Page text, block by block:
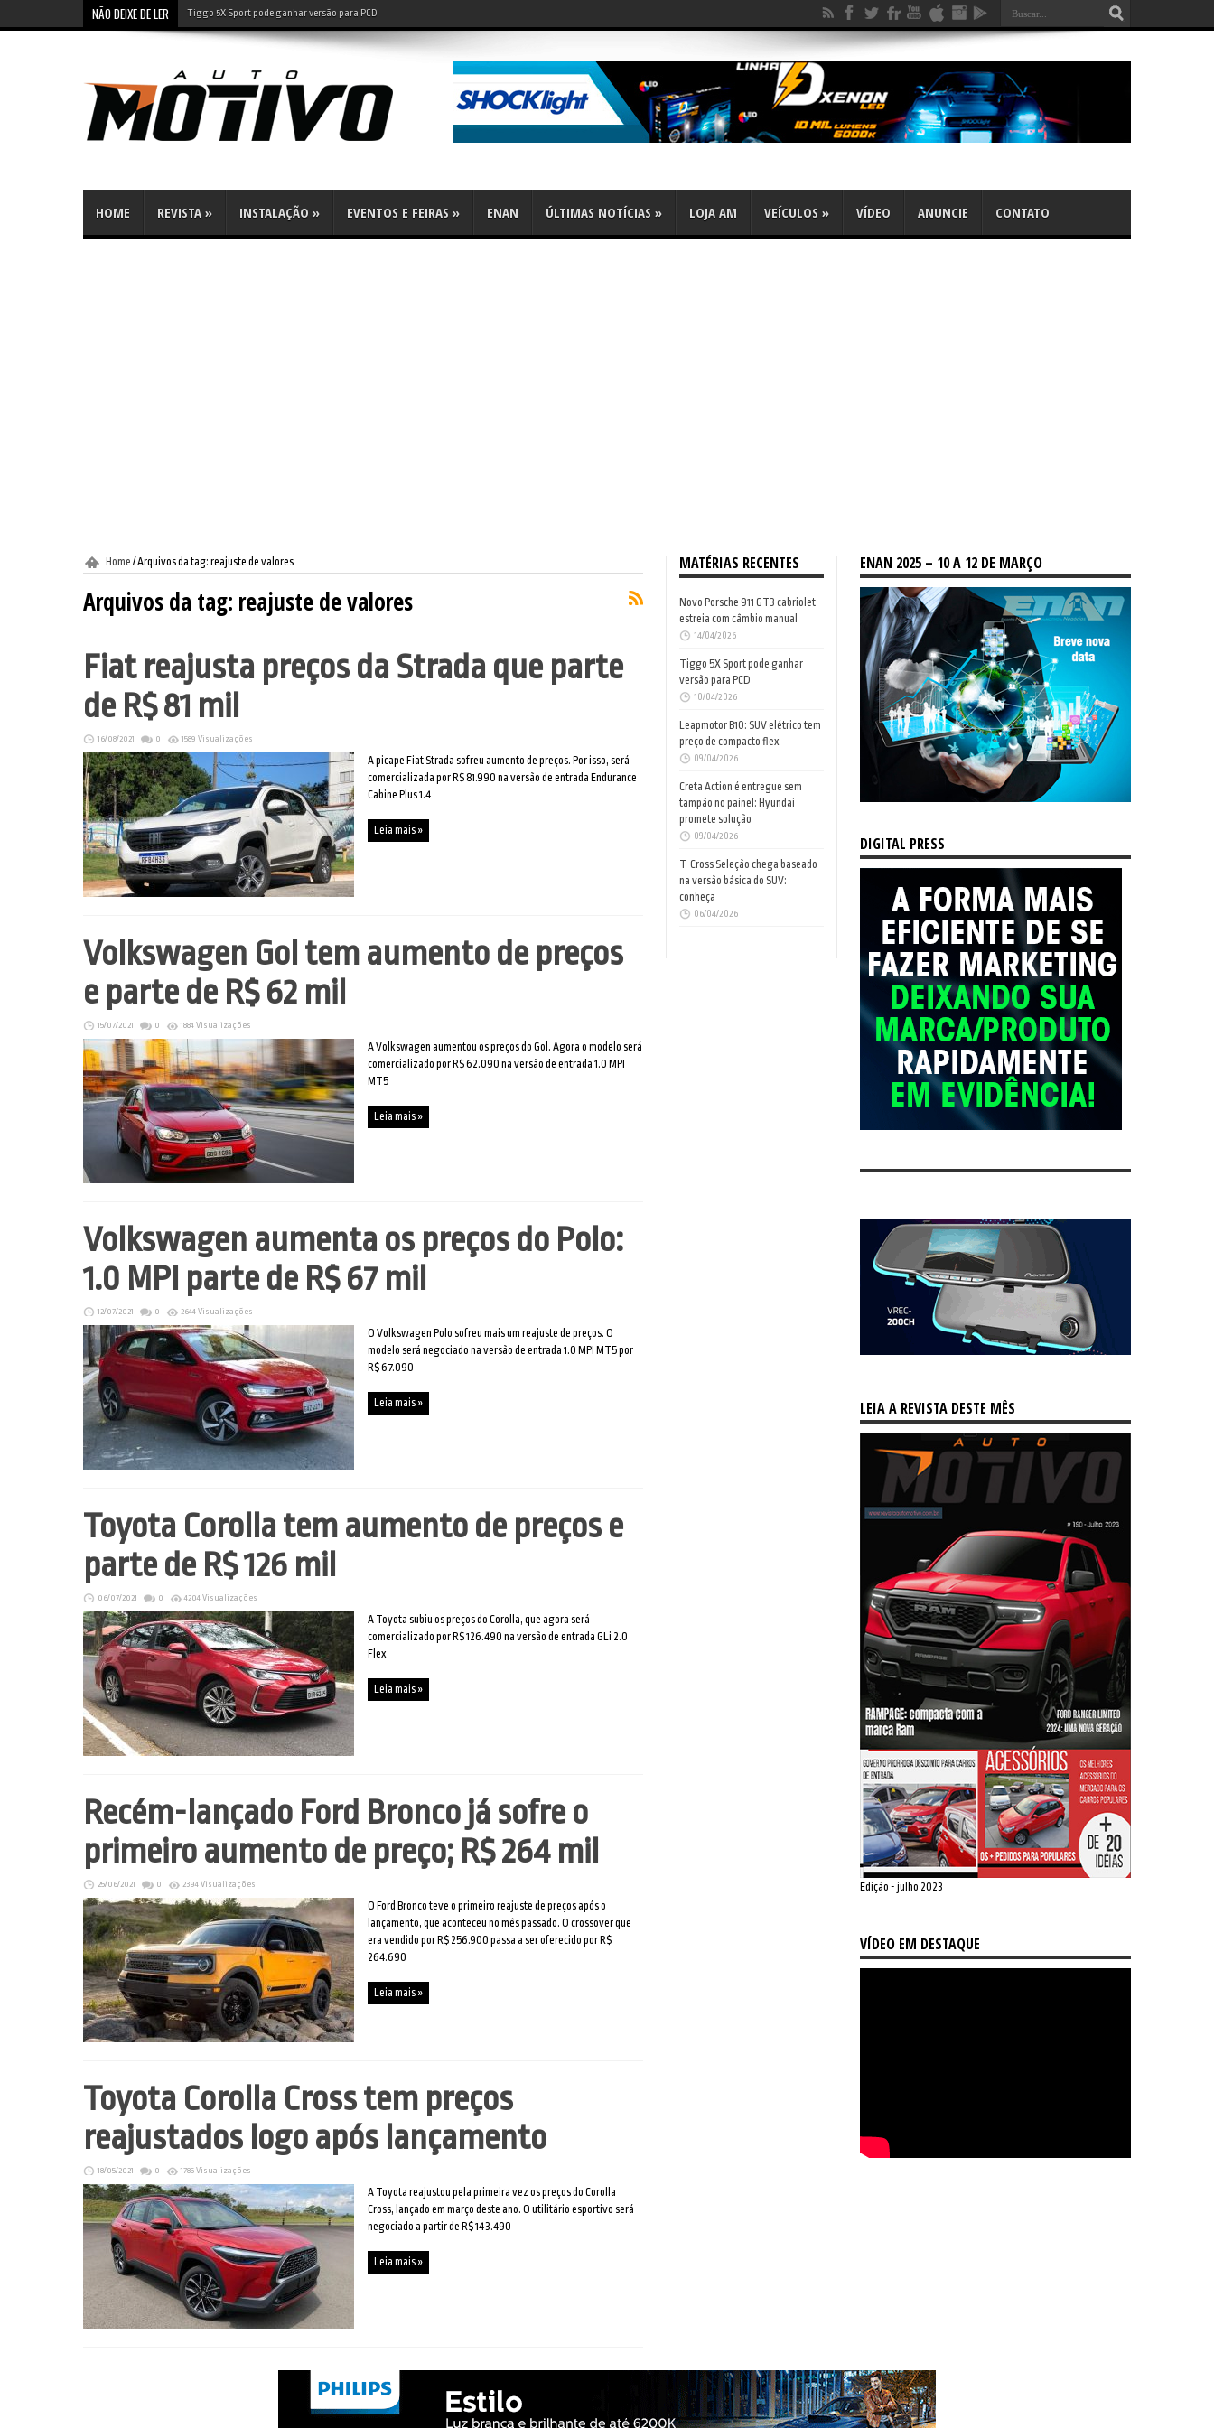
NÃO DEIXE DE LER Tiggo 5X Sport pode ganhar versão para PCD
HOME REVISTA » INSTALAÇÃO » EVENTOS E FEIRAS » ENAN ÚLTIMAS NOTÍCIAS » LOJA AM VEÍCULOS » VÍDEO ANUNCIE CONTATO
Home /Arquivos da tag: reajuste de valores
Arquivos da tag: reajuste de valores
Fiat reajusta preços da Strada que parte
de R$ 81 mil
16/08/2021 0 1589 Visualizações
A picape Fiat Strada sofreu aumento de preços. Por isso, será
comercializada por R$ 81.990 na versão de entrada Endurance
Cabine Plus 1.4
Leia mais »
Volkswagen Gol tem aumento de preços
e parte de R$ 62 mil
15/07/2021 0 1884 Visualizações
A Volkswagen aumentou os preços do Gol. Agora o modelo será
comercializado por R$ 62.090 na versão de entrada 1.0 MPI
MT5
Leia mais »
Volkswagen aumenta os preços do Polo:
1.0 MPI parte de R$ 67 mil
12/07/2021 0 2644 Visualizações
O Volkswagen Polo sofreu mais um reajuste de preços. O
modelo será negociado na versão de entrada 1.0 MPI MT5 por
R$ 67.090
Leia mais »
Toyota Corolla tem aumento de preços e
parte de R$ 126 mil
06/07/2021 0 4204 Visualizações
A Toyota subiu os preços do Corolla, que agora será
comercializado por R$ 126.490 na versão de entrada GLi 2.0
Flex
Leia mais »
Recém-lançado Ford Bronco já sofre o
primeiro aumento de preço; R$ 264 mil
25/06/2021 0 2394 Visualizações
O Ford Bronco teve o primeiro reajuste de preços após o
lançamento, que aconteceu no mês passado. O crossover que
era vendido por R$ 256.900 passa a ser oferecido por R$
264.690
Leia mais »
Toyota Corolla Cross tem preços
reajustados logo após lançamento
18/05/2021 0 1785 Visualizações
A Toyota reajustou pela primeira vez os preços do Corolla
Cross, lançado em março deste ano. O utilitário esportivo será
negociado a partir de R$ 143.490
Leia mais »
MATÉRIAS RECENTES
Novo Porsche 911 GT3 cabriolet
estreia com câmbio manual
14/04/2026
Tiggo 5X Sport pode ganhar
versão para PCD
10/04/2026
Leapmotor B10: SUV elétrico tem
preço de compacto flex
09/04/2026
Creta Action é entregue sem
tampão no painel: Hyundai
promete solução
09/04/2026
T-Cross Seleção chega baseado
na versão básica do SUV:
conheça
06/04/2026
ENAN 2025 – 10 A 12 DE MARÇO
DIGITAL PRESS
LEIA A REVISTA DESTE MÊS
Edição - julho 2023
VÍDEO EM DESTAQUE